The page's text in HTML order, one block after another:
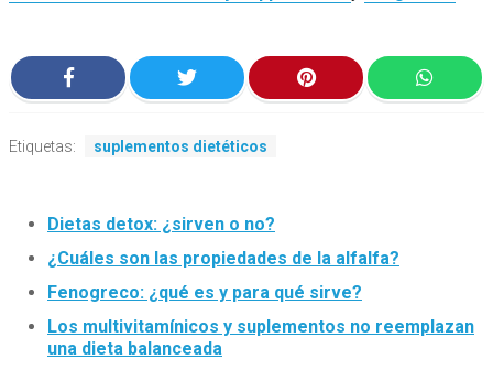
Etiquetas: suplementos dietéticos
Dietas detox: ¿sirven o no?
¿Cuáles son las propiedades de la alfalfa?
Fenogreco: ¿qué es y para qué sirve?
Los multivitamínicos y suplementos no reemplazan
una dieta balanceada